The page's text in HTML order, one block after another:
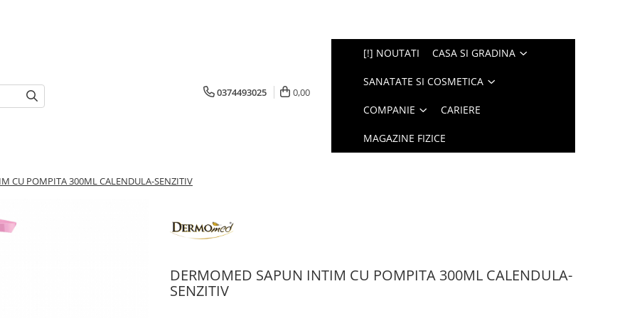
0374493025 0,00
[!] NOUTATI CASA SI GRADINA
SANATATE SI COSMETICA
COMPANIE CARIERE
MAGAZINE FIZICE
CU POMPITA 300ML CALENDULA-SENZITIV
DERMOMED SAPUN INTIM CU POMPITA 300ML CALENDULA-
SENZITIV